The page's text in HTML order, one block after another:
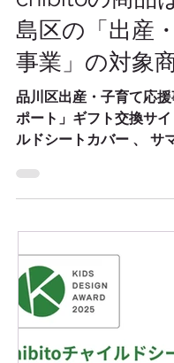
chibitoの商品
島区の「出産
事業」の対象
品川区出産・子育て応
ポート」ギフト交換サ
ルドシートカバー 、 サ
は、1歳の誕生日を迎え
めのギフトが贈られるも...